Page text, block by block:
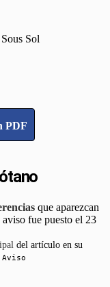
Sous Sol
PDF
que aparezcan
aviso fue puesto el 23
del artículo en su